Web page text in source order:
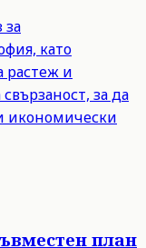
за
като
растеж и
за да
икономически
план